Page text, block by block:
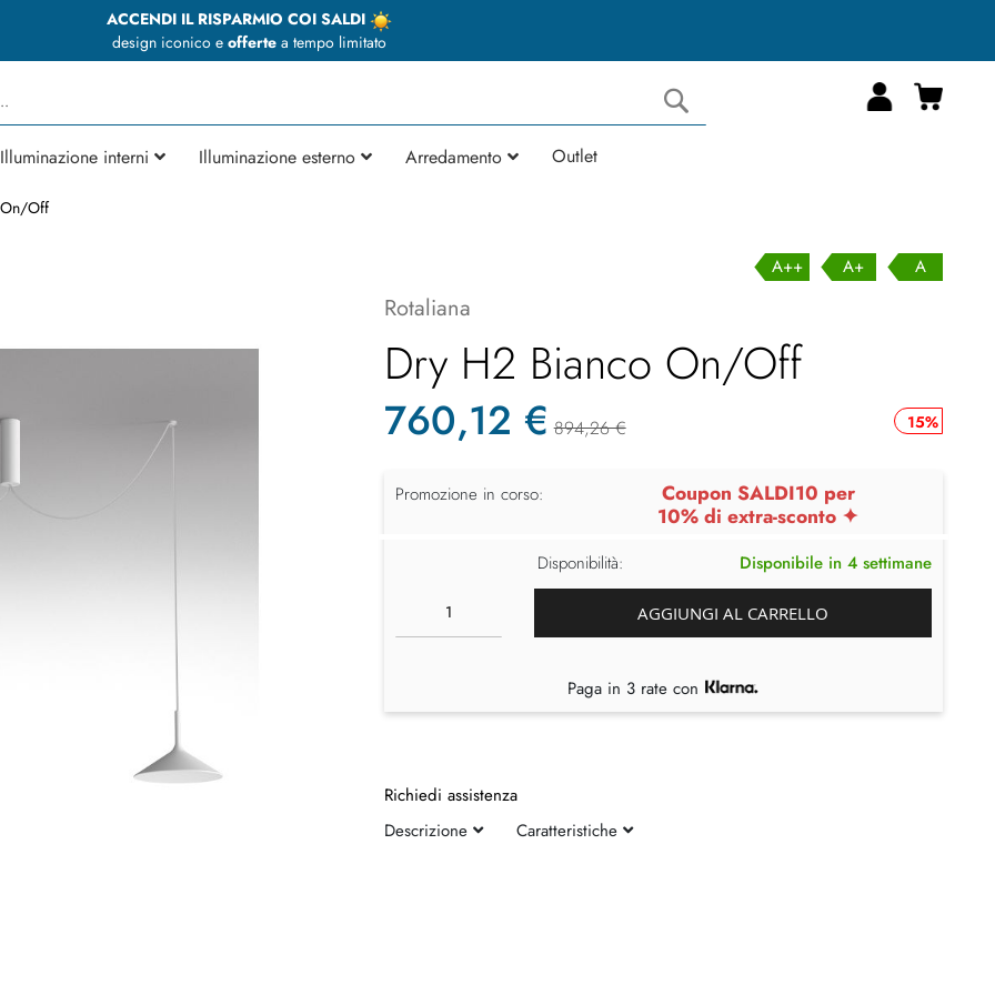
ACCENDI IL RISPARMIO COI SALDI
design iconico e offertea tempo limitato
Cerca
Carrello
Illuminazione interni Illuminazione esterno Arredamento Outlet
Off
A++ A+ A
Rotaliana
Dry H2 Bianco On/Off
15%
760,12 € 894,26 €
Promozione in corso:
Coupon SALDI10 per
10% di extra-sconto ✦
Disponibilità: Disponibile in 4 settimane
AGGIUNGI AL CARRELLO
Paga in 3 rate con
Richiedi assistenza
Descrizione
Caratteristiche